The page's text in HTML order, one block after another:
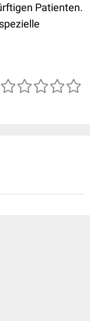
Patienten.